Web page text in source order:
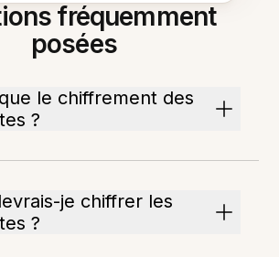
fréquemment
posées
le chiffrement des
?
je chiffrer les
?